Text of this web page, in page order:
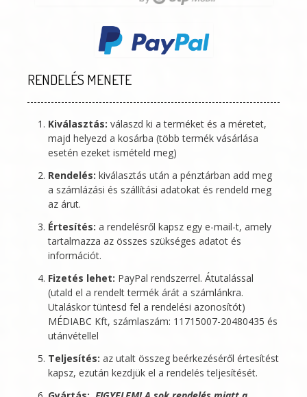
RENDELÉS MENETE
Kiválasztás: válaszd ki a terméket és a méretet,
majd helyezd a kosárba (több termék vásárlása
esetén ezeket ismételd meg)
Rendelés: kiválasztás után a pénztárban add meg
a számlázási és szállítási adatokat és rendeld meg
az árut.
Értesítés: a rendelésről kapsz egy e-mail-t, amely
tartalmazza az összes szükséges adatot és
információt.
Fizetés lehet: PayPal rendszerrel. Átutalással
(utald el a rendelt termék árát a számlánkra.
Utaláskor tüntesd fel a rendelési azonosítót)
MÉDIABC Kft, számlaszám: 11715007-20480435 és
utánvétellel
Teljesítés: az utalt összeg beérkezéséről értesítést
kapsz, ezután kezdjük el a rendelés teljesítését.